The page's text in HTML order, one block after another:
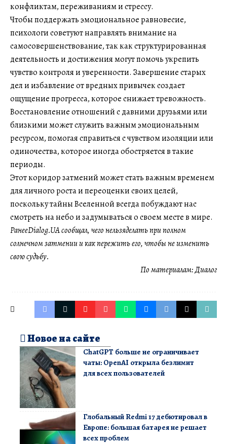
конфликтам, переживаниям и стрессу.
Чтобы поддержать эмоциональное равновесие,
психологи советуют направлять внимание на
самосовершенствование, так как структурированная
деятельность и достижения могут помочь укрепить
чувство контроля и уверенности. Завершение старых
дел и избавление от вредных привычек создает
ощущение прогресса, которое снижает тревожность.
Восстановление отношений с давними друзьями или
близкими может служить важным эмоциональным
ресурсом, помогая справиться с чувством изоляции или
одиночества, которое иногда обостряется в такие
периоды.
Этот коридор затмений может стать важным временем
для личного роста и переоценки своих целей,
поскольку тайны Вселенной всегда побуждают нас
смотреть на небо и задумываться о своем месте в мире.
РанееDialog.UA сообщал, чего нельзяделать при полном
солнечном затмении и как пережить его, чтобы не изменить
свою судьбу.
По материалам:Диалог
Новое на сайте
ChatGPT больше не ограничивает
чаты: OpenAI открыла безлимит
для всех пользователей
Глобальный Redmi 17 дебютировал в
Европе: большая батарея не решает
всех проблем